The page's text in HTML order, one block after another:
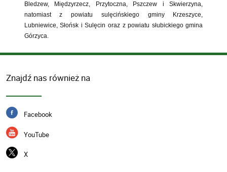
Bledzew, Międzyrzecz, Przytoczna, Pszczew i Skwierzyna,
natomiast z powiatu sulęcińskiego gminy Krzeszyce,
Lubniewice, Słońsk i Sulęcin oraz z powiatu słubickiego gmina
Górzyca.
Znajdź nas również na
Facebook
YouTube
X